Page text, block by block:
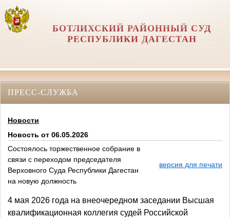
БОТЛИХСКИЙ РАЙОННЫЙ СУД
РЕСПУБЛИКИ ДАГЕСТАН
ПРЕСС-СЛУЖБА
Новости
Новость от 06.05.2026
Состоялось торжественное собрание в
связи с переходом председателя
Верховного Суда Республики Дагестан
на новую должность
версия для печати
4 мая 2026 года на внеочередном заседании Высшая
квалификационная коллегия судей Российской